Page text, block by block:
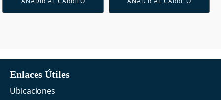
Enlaces Útiles
Ubicaciones